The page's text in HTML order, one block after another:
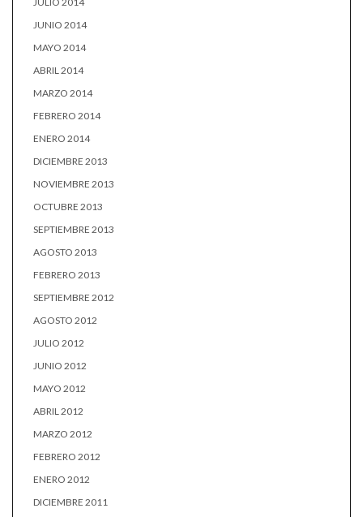
JUNIO 2014
MAYO 2014
ABRIL 2014
MARZO 2014
FEBRERO 2014
ENERO 2014
DICIEMBRE 2013
NOVIEMBRE 2013
OCTUBRE 2013
SEPTIEMBRE 2013
AGOSTO 2013
FEBRERO 2013
SEPTIEMBRE 2012
AGOSTO 2012
JULIO 2012
JUNIO 2012
MAYO 2012
ABRIL 2012
MARZO 2012
FEBRERO 2012
ENERO 2012
DICIEMBRE 2011